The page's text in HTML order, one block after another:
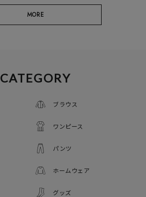
MORE
CATEGORY
ブラウス
ワンピース
パンツ
ホームウェア
グッズ